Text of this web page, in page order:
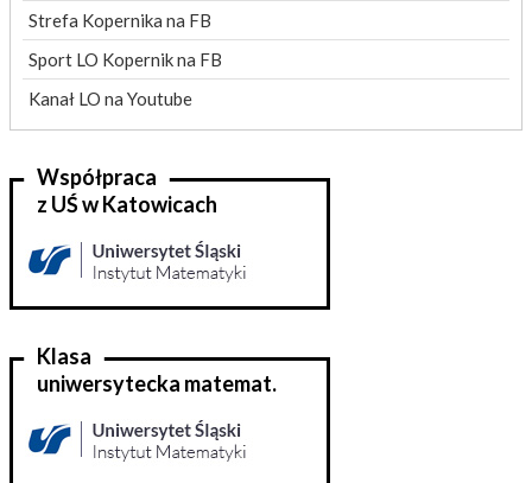
Strefa Kopernika na FB
Sport LO Kopernik na FB
Kanał LO na Youtube
Współpraca
z UŚ w Katowicach
Klasa
uniwersytecka matemat.